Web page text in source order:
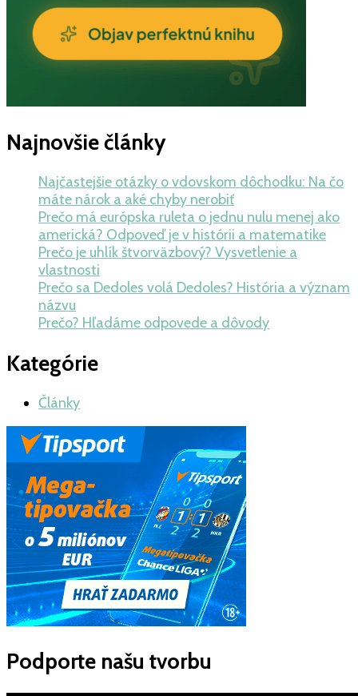
Najnovšie články
Najčastejšie otázky o vdovskom dôchodku: Na čo
máte nárok a aké chyby nerobiť
Prečo má európska ruleta o jednu nulu menej ako
americká? Odpoveď je v histórii a matematike
Prečo je uhlík štvorväzbový? Vysvetlenie a
vlastnosti
Prečo sa Dedoles volá Dedoles? História a význam
názvu
Prečo? Hľadáme odpovede a dôvody
Kategórie
Články
Podporte našu tvorbu